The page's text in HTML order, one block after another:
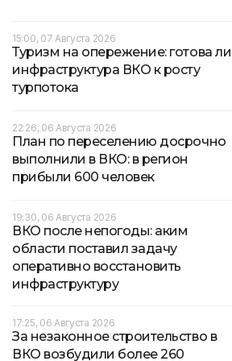
15:00, 07 Августа 2026
Туризм на опережение: готова ли
инфраструктура ВКО к росту
турпотока
22:26, 06 Августа 2026
План по переселению досрочно
выполнили в ВКО: в регион
прибыли 600 человек
19:30, 06 Августа 2026
ВКО после непогоды: аким
области поставил задачу
оперативно восстановить
инфраструктуру
17:25, 06 Августа 2026
За незаконное строительство в
ВКО возбудили более 260